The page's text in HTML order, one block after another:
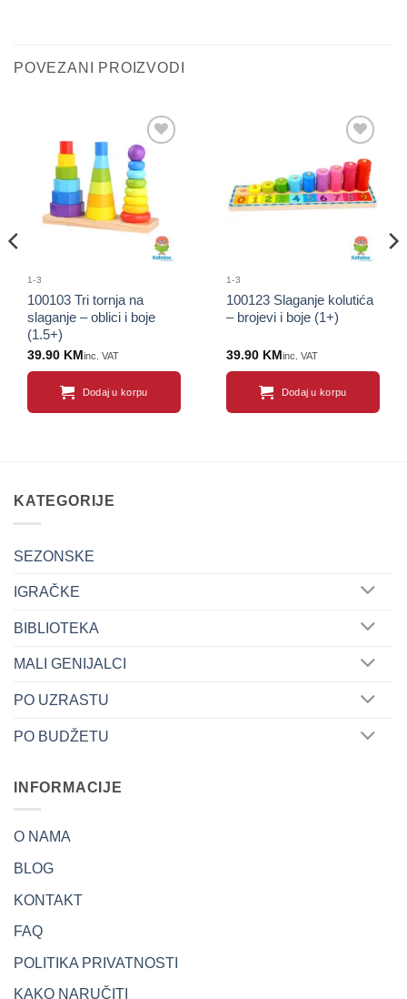
POVEZANI PROIZVODI
Sačuvaj
proizvod
1-3
100103 Tri tornja na
slaganje – oblici i boje
(1.5+)
39.90 KM inc. VAT
Dodaj u korpu
Sačuvaj
proizvod
1-3
100123 Slaganje kolutića
– brojevi i boje (1+)
39.90 KM inc. VAT
Dodaj u korpu
KATEGORIJE
SEZONSKE
IGRAČKE
BIBLIOTEKA
MALI GENIJALCI
PO UZRASTU
PO BUDŽETU
INFORMACIJE
O NAMA
BLOG
KONTAKT
FAQ
POLITIKA PRIVATNOSTI
KAKO NARUČITI